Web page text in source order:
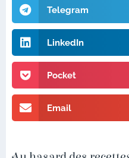
Telegram
LinkedIn
Pocket
Email